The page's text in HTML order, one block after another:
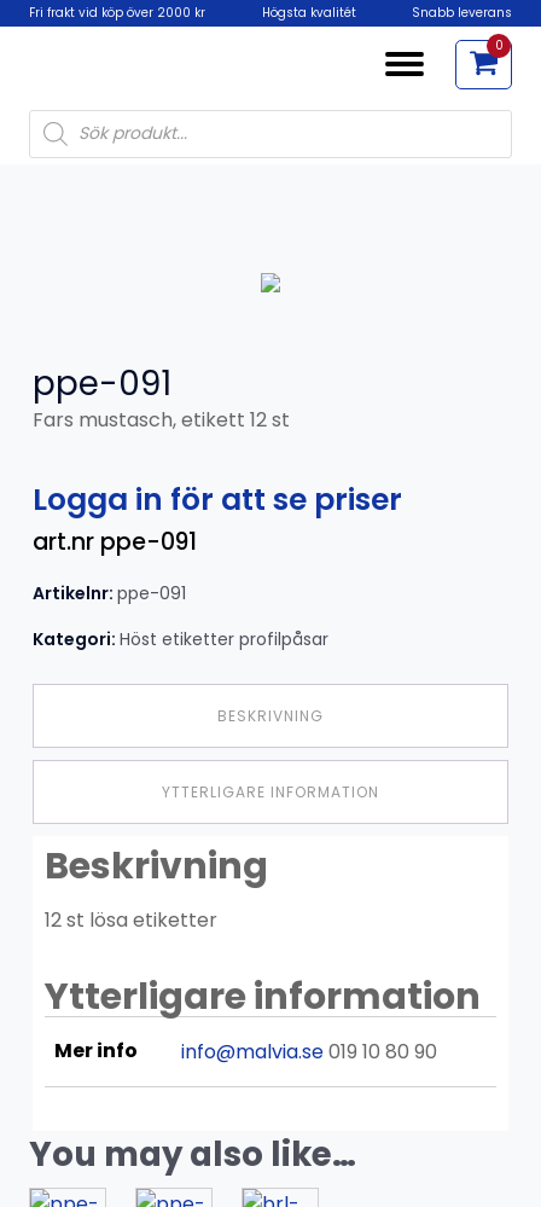
Fri frakt vid köp över 2000 kr Högsta kvalitét
Snabb leverans
0
Products
search
ppe-091
Fars mustasch, etikett 12 st
Logga in för att se priser
art.nr ppe-091
Artikelnr: ppe-091
Kategori: Höst etiketter profilpåsar
BESKRIVNING
YTTERLIGARE INFORMATION
Beskrivning
12 st lösa etiketter
Ytterligare information
Mer info info@malvia.se019 10 80 90
You may also like…